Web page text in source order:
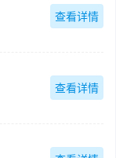
查看详情
查看详情